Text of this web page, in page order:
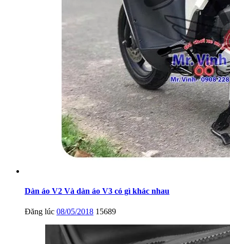
Dàn áo V2 Và dàn áo V3 có gì khác nhau
Đăng lúc 08/05/2018 15689